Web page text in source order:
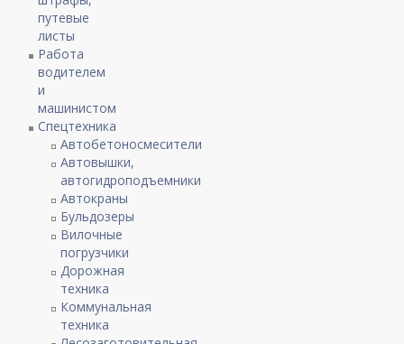
путевые
листы
Работа
водителем
и
машинистом
Спецтехника
Автобетоносмесители
Автовышки,
автогидроподъемники
Автокраны
Бульдозеры
Вилочные
погрузчики
Дорожная
техника
Коммунальная
техника